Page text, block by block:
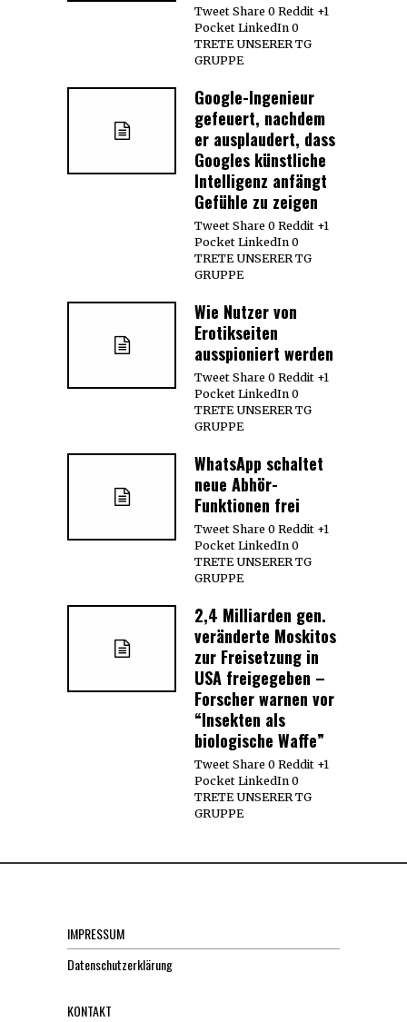
Tweet Share 0 Reddit +1
Pocket LinkedIn 0
TRETE UNSERER TG
GRUPPE
Google-Ingenieur
gefeuert, nachdem
er ausplaudert, dass
Googles künstliche
Intelligenz anfängt
Gefühle zu zeigen
Tweet Share 0 Reddit +1
Pocket LinkedIn 0
TRETE UNSERER TG
GRUPPE
Wie Nutzer von
Erotikseiten
ausspioniert werden
Tweet Share 0 Reddit +1
Pocket LinkedIn 0
TRETE UNSERER TG
GRUPPE
WhatsApp schaltet
neue Abhör-
Funktionen frei
Tweet Share 0 Reddit +1
Pocket LinkedIn 0
TRETE UNSERER TG
GRUPPE
2,4 Milliarden gen.
veränderte Moskitos
zur Freisetzung in
USA freigegeben –
Forscher warnen vor
“Insekten als
biologische Waffe”
Tweet Share 0 Reddit +1
Pocket LinkedIn 0
TRETE UNSERER TG
GRUPPE
IMPRESSUM
Datenschutzerklärung
KONTAKT